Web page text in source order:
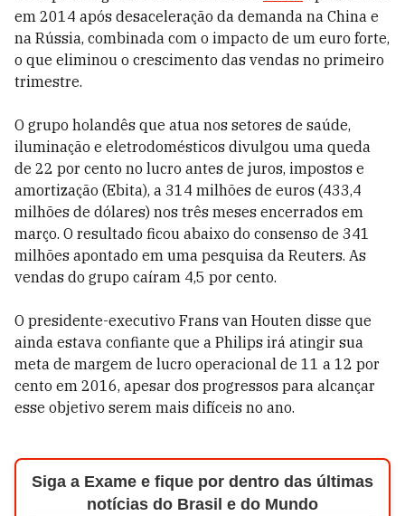
em 2014 após desaceleração da demanda na China e
na Rússia, combinada com o impacto de um euro forte,
o que eliminou o crescimento das vendas no primeiro
trimestre.
O grupo holandês que atua nos setores de saúde,
iluminação e eletrodomésticos divulgou uma queda
de 22 por cento no lucro antes de juros, impostos e
amortização (Ebita), a 314 milhões de euros (433,4
milhões de dólares) nos três meses encerrados em
março. O resultado ficou abaixo do consenso de 341
milhões apontado em uma pesquisa da Reuters. As
vendas do grupo caíram 4,5 por cento.
O presidente-executivo Frans van Houten disse que
ainda estava confiante que a Philips irá atingir sua
meta de margem de lucro operacional de 11 a 12 por
cento em 2016, apesar dos progressos para alcançar
esse objetivo serem mais difíceis no ano.
Siga a Exame e fique por dentro das últimas
notícias do Brasil e do Mundo